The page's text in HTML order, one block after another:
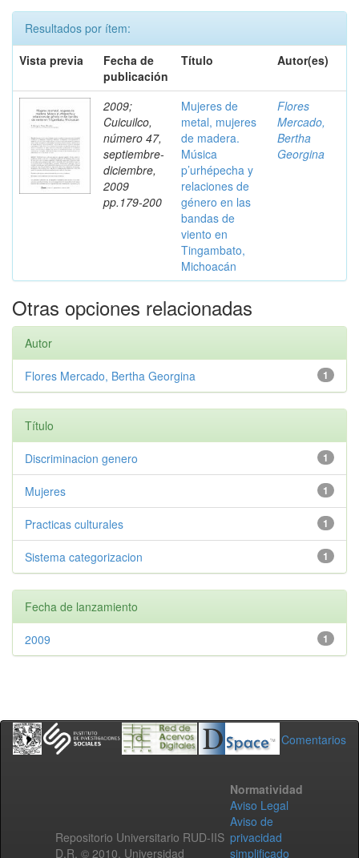
Resultados por ítem:
Vista previa
Fecha de
publicación
Título Autor(es)
2009;
Cuicuilco,
número 47,
septiembre-
diciembre,
2009
pp.179-200
Mujeres de
metal, mujeres
de madera.
Música
p’urhépecha y
relaciones de
género en las
bandas de
viento en
Tingambato,
Michoacán
Flores
Mercado,
Bertha
Georgina
Otras opciones relacionadas
Autor
1
Flores Mercado, Bertha Georgina
Título
1
Discriminacion genero
1
Mujeres
1
Practicas culturales
1
Sistema categorizacion
Fecha de lanzamiento
1
2009
Comentarios
Repositorio Universitario RUD-IIS
D.R. © 2010. Universidad
Normatividad
Aviso Legal
Aviso de
privacidad
simplificado